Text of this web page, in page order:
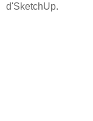
d'SketchUp.